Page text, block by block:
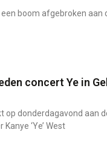
boom afgebroken aan
concert Ye in
donderdagavond aan
‘Ye’ West